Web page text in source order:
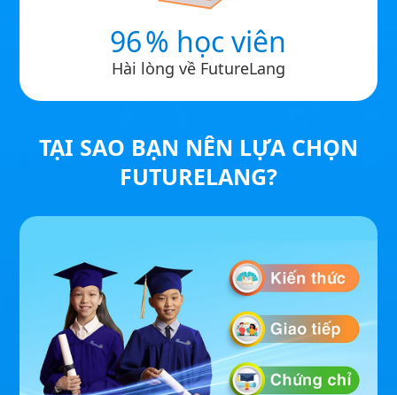
96% học viên
Hài lòng về FutureLang
TẠI SAO BẠN NÊN LỰA CHỌN
FUTURELANG?